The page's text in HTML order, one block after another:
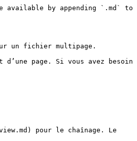
available by appending `.md` to
un fichier multipage.
page. Si vous avez besoin
pour le chaînage. Le